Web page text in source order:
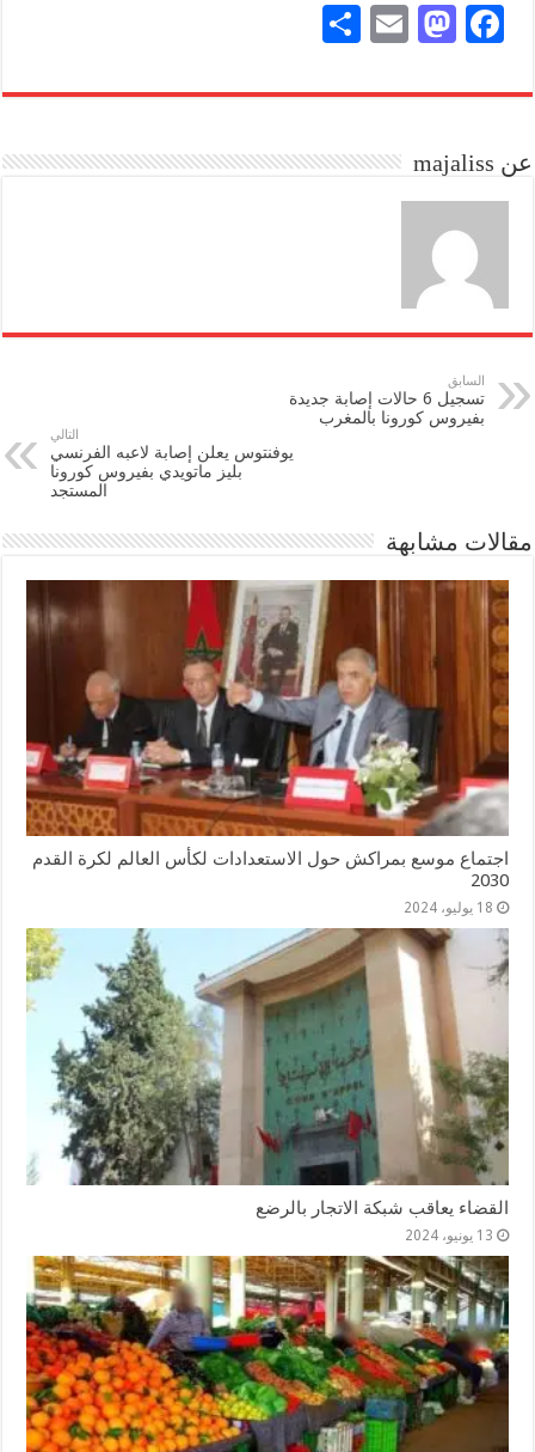
Fa
bo
M
to
n
E
ail
re
عن majaliss
السابق
تسجيل 6 حالات إصابة جديدة
بفيروس كورونا بالمغرب
التالي
يوفنتوس يعلن إصابة لاعبه الفرنسي
بليز ماتويدي بفيروس كورونا
المستجد
مقالات مشابهة
اجتماع موسع بمراكش حول الاستعدادات لكأس العالم لكرة القدم
2030
18 يوليو، 2024
القضاء يعاقب شبكة الاتجار بالرضع
13 يونيو، 2024